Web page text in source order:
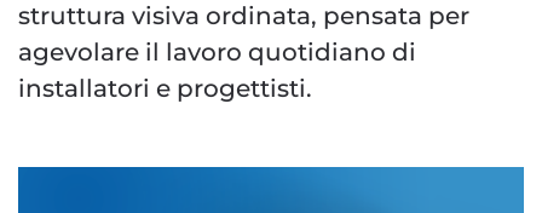
struttura visiva ordinata, pensata per
agevolare il lavoro quotidiano di
installatori e progettisti.